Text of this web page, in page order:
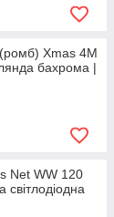
(ромб) Xmas 4М
бахрома |
Net WW 120
світлодіодна